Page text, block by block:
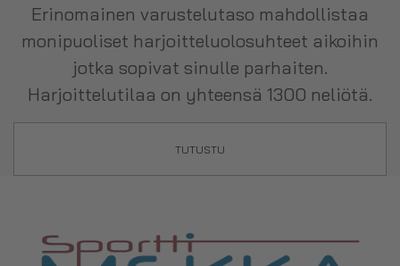
Erinomainen varustelutaso mahdollistaa
monipuoliset harjoitteluolosuhteet aikoihin
jotka sopivat sinulle parhaiten.
Harjoittelutilaa on yhteensä 1300 neliötä.
TUTUSTU